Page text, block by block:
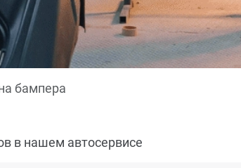
бампера
в нашем автосервисе